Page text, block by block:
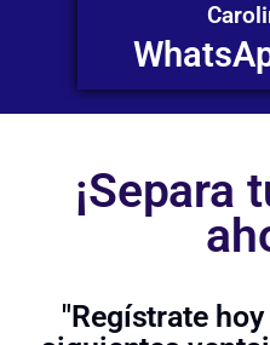
¡Separa
"Regístrate